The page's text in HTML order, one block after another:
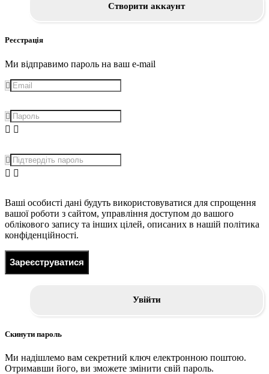
Створити аккаунт
Реєстрація
Ми відправимо пароль на ваш e-mail
Ваші особисті дані будуть використовуватися для спрощення
вашої роботи з сайтом, управління доступом до вашого
облікового запису та інших цілей, описаних в нашій політика
конфіденційності.
Зареєструватися
Увійти
Скинути пароль
Ми надішлемо вам секретний ключ електронною поштою.
Отримавши його, ви зможете змінити свій пароль.